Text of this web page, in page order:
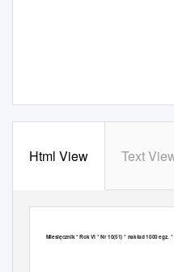
Html View Text
Miesięcznik * Rok VI * Nr 10(51) * nakład 1000 egz.